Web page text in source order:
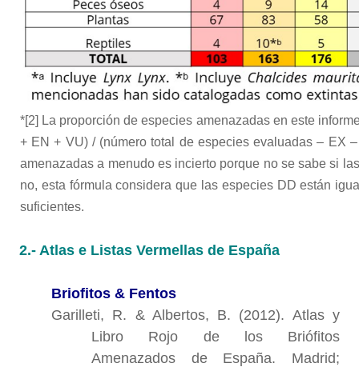
*[2] La proporción de especies amenazadas en este
+ EN + VU) / (número total de especies evaluadas – EX
amenazadas a menudo es incierto porque no se sabe si
no, esta fórmula considera que las especies DD están
suficientes.
2.- Atlas e Listas Vermellas de España
Briofitos & Fentos
Garilleti, R. & Albertos, B. (2012). Atlas y
Libro Rojo de los Briófitos
Amenazados de España. Madrid;